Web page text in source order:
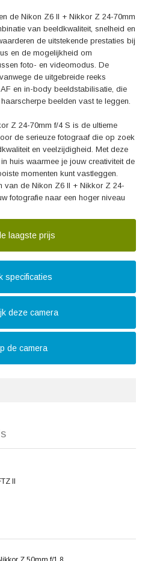
de Nikon Z6 II + Nikkor Z 24-70mm
van beeldkwaliteit, snelheid en
de uitstekende prestaties bij
en de mogelijkheid om
foto- en videomodus. De
de uitgebreide reeks
en in-body beeldstabilisatie, die
beelden vast te leggen.
Z 24-70mm f/4 S is de ultieme
de serieuze fotograaf die op zoek
en veelzijdigheid. Met deze
huis waarmee je jouw creativiteit de
momenten kunt vastleggen.
van de Nikon Z6 II + Nikkor Z 24-
fotografie naar een hoger niveau
laagste prijs
specificaties
deze camera
de camera
II